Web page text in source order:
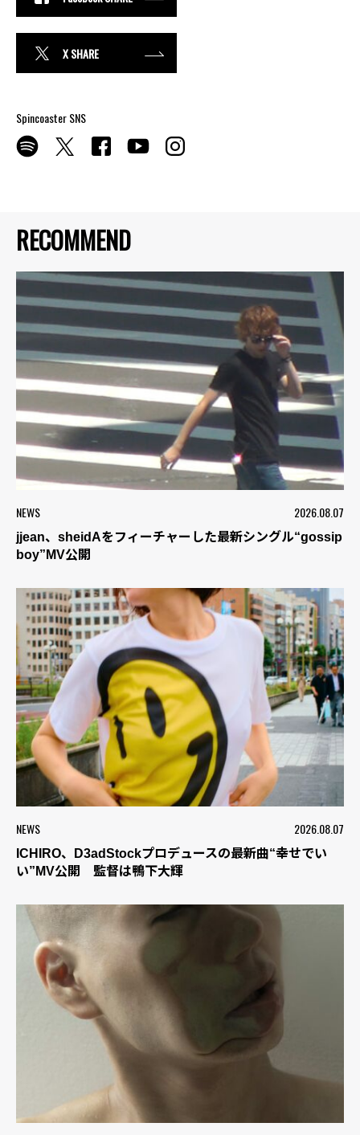
RECOMMEND
NEWS 2026.08.07
jjean、sheidAをフィーチャーした最新シングル“gossip
boy”MV公開
NEWS 2026.08.07
ICHIRO、D3adStockプロデュースの最新曲“幸せでい
い”MV公開 監督は鴨下大輝
X SHARE
Spincoaster SNS